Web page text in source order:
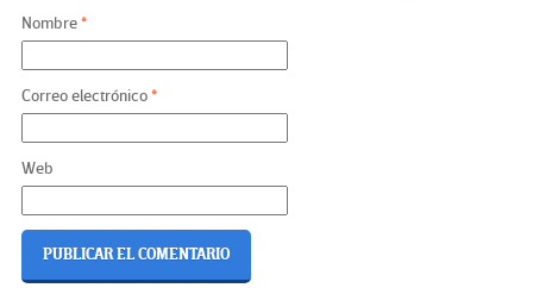
Nombre*
Correo electrónico*
Web